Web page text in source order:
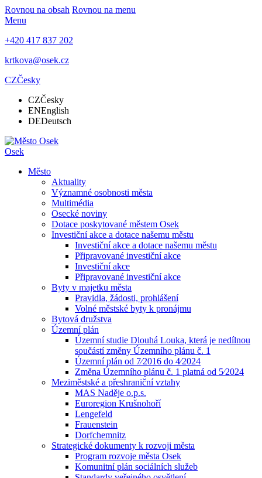
Rovnou na obsah Rovnou na menu
Menu
+420 417 837 202
krtkova@osek.cz
CZČesky
CZČesky
ENEnglish
DEDeutsch
Osek
Město
Aktuality
Významné osobnosti města
Multimédia
Osecké noviny
Dotace poskytované městem Osek
Investiční akce a dotace našemu městu
Investiční akce a dotace našemu městu
Připravované investiční akce
Investiční akce
Připravované investiční akce
Byty v majetku města
Pravidla, žádosti, prohlášení
Volné městské byty k pronájmu
Bytová družstva
Územní plán
Územní studie Dlouhá Louka, která je nedílnou
součástí změny Územního plánu č. 1
Územní plán od 7⁄2016 do 4⁄2024
Změna Územního plánu č. 1 platná od 5⁄2024
Meziměstské a přeshraniční vztahy
MAS Naděje o.p.s.
Euroregion Krušnohoří
Lengefeld
Frauenstein
Dorfchemnitz
Strategické dokumenty k rozvoji města
Program rozvoje města Osek
Komunitní plán sociálních služeb